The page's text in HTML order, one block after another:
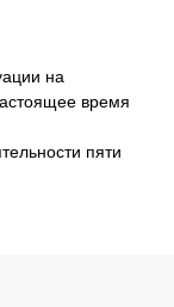
на
время
пяти